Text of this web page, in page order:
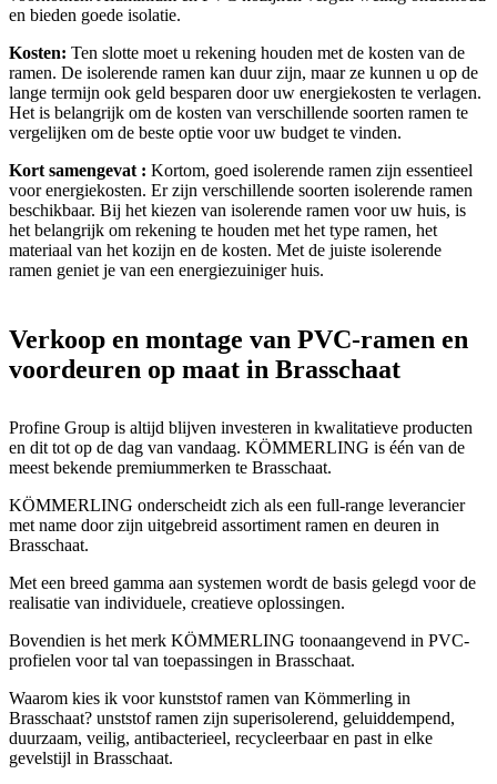
en bieden goede isolatie.
Kosten: Ten slotte moet u rekening houden met de kosten van de
ramen. De isolerende ramen kan duur zijn, maar ze kunnen u op de
lange termijn ook geld besparen door uw energiekosten te verlagen.
Het is belangrijk om de kosten van verschillende soorten ramen te
vergelijken om de beste optie voor uw budget te vinden.
Kort samengevat : Kortom, goed isolerende ramen zijn essentieel
voor energiekosten. Er zijn verschillende soorten isolerende ramen
beschikbaar. Bij het kiezen van isolerende ramen voor uw huis, is
het belangrijk om rekening te houden met het type ramen, het
materiaal van het kozijn en de kosten. Met de juiste isolerende
ramen geniet je van een energiezuiniger huis.
Verkoop en montage van PVC-ramen en
voordeuren op maat in Brasschaat
Profine Group is altijd blijven investeren in kwalitatieve producten
en dit tot op de dag van vandaag. KÖMMERLING is één van de
meest bekende premiummerken te Brasschaat.
KÖMMERLING onderscheidt zich als een full-range leverancier
met name door zijn uitgebreid assortiment ramen en deuren in
Brasschaat.
Met een breed gamma aan systemen wordt de basis gelegd voor de
realisatie van individuele, creatieve oplossingen.
Bovendien is het merk KÖMMERLING toonaangevend in PVC-
profielen voor tal van toepassingen in Brasschaat.
Waarom kies ik voor kunststof ramen van Kömmerling in
Brasschaat? unststof ramen zijn superisolerend, geluiddempend,
duurzaam, veilig, antibacterieel, recycleerbaar en past in elke
gevelstijl in Brasschaat.